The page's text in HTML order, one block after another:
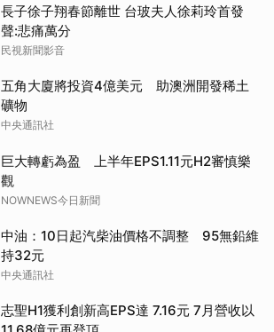
長子徐子翔春節離世 台玻夫人徐莉玲首發
聲:悲痛萬分
民視新聞影音
五角大廈將投資4億美元 助澳洲開發稀土
礦物
中央通訊社
巨大轉虧為盈 上半年EPS1.11元H2審慎樂
觀
NOWNEWS今日新聞
中油：10日起汽柴油價格不調整 95無鉛維
持32元
中央通訊社
志聖H1獲利創新高EPS達 7.16元 7月營收以